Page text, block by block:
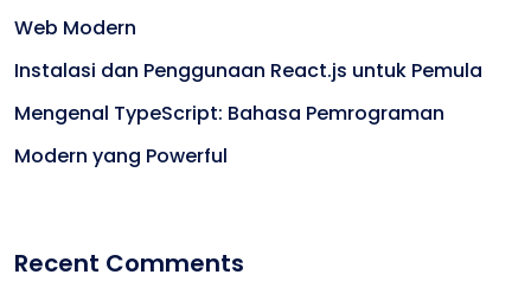
Web Modern
Instalasi dan Penggunaan React.js untuk Pemula
Mengenal TypeScript: Bahasa Pemrograman
Modern yang Powerful
Recent Comments